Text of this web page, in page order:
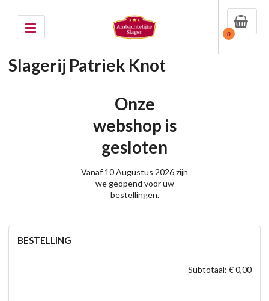
0
Slagerij Patriek Knot
Onze
webshop is
gesloten
Vanaf 10 Augustus 2026 zijn
we geopend voor uw
bestellingen.
BESTELLING
Subtotaal: € 0,00